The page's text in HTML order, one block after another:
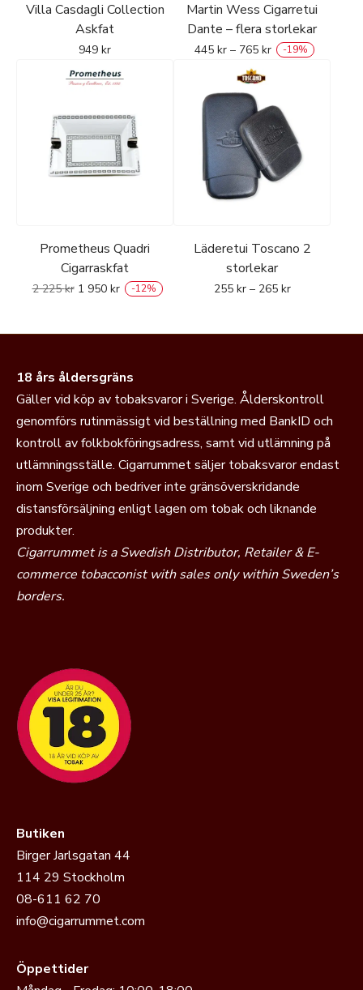
Villa Casdagli Collection
Askfat
949 kr
Martin Wess Cigarretui
Dante – flera storlekar
445 kr – 765 kr -19%
Prometheus Quadri
Cigarraskfat
2 225kr 1 950 kr -12%
Läderetui Toscano 2
storlekar
255 kr – 265 kr
18 års åldersgräns
Gäller vid köp av tobaksvaror i Sverige. Ålderskontroll
genomförs rutinmässigt vid beställning med BankID och
kontroll av folkbokföringsadress, samt vid utlämning på
utlämningsställe. Cigarrummet säljer tobaksvaror endast
inom Sverige och bedriver inte gränsöverskridande
distansförsäljning enligt lagen om tobak och liknande
produkter.
Cigarrummet is a Swedish Distributor, Retailer & E-
commerce tobacconist with sales only within Sweden’s
borders.
Butiken
Birger Jarlsgatan 44
114 29 Stockholm
08-611 62 70
info@cigarrummet.com
Öppettider